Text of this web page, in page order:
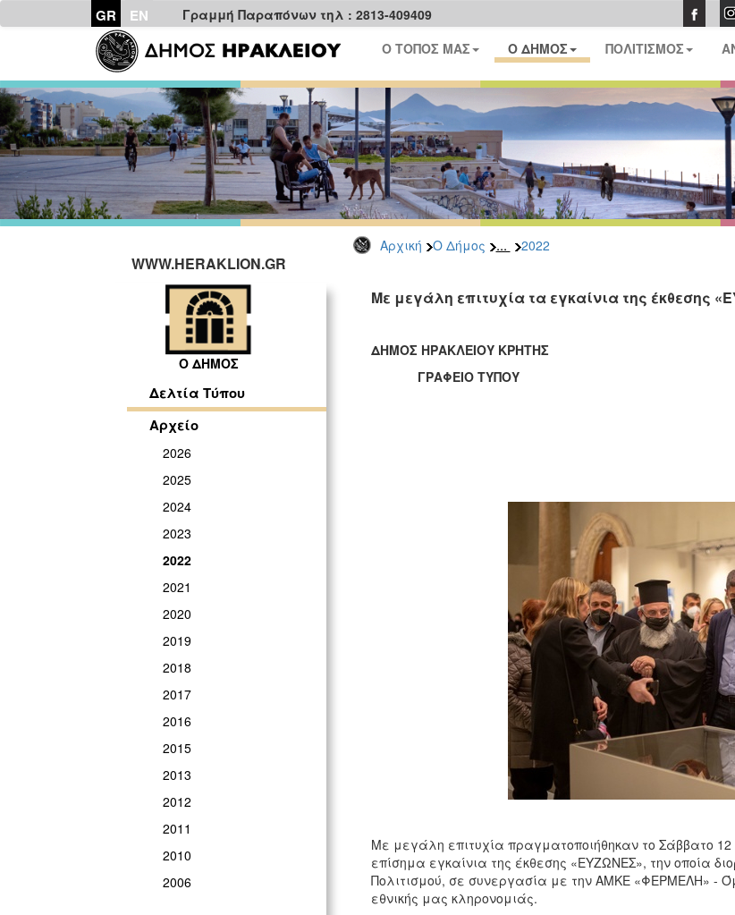
GR EN Γραμμή Παραπόνων τηλ : 2813-409409
Ο ΤΟΠΟΣ ΜΑΣ Ο ΔΗΜΟΣ ΠΟΛΙΤΙΣΜΟΣ
Αρχική Ο Δήμος ... 2022
WWW.HERAKLION.GR
Ο ΔΗΜΟΣ
Δελτία Τύπου
Αρχείο
2026
2025
2024
2023
2022
2021
2020
2019
2018
2017
2016
2015
2013
2012
2011
2010
2006
Με μεγάλη επιτυχία τα εγκαίνια της έκθεσης
ΔΗΜΟΣ ΗΡΑΚΛΕΙΟΥ ΚΡΗΤΗΣ
ΓΡΑΦΕΙΟ ΤΥΠΟΥ
Με μεγάλη επιτυχία πραγματοποιήθηκαν το Σάββατο
επίσημα εγκαίνια της έκθεσης «ΕΥΖΩΝΕΣ», την οποία
Πολιτισμού, σε συνεργασία με την ΑΜΚΕ «ΦΕΡΜΕΛΗ» -
εθνικής μας κληρονομιάς.